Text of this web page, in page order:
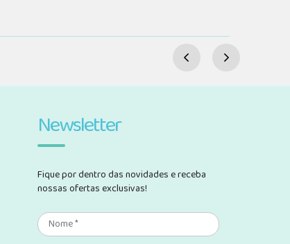
Newsletter
Fique por dentro das novidades e receba
nossas ofertas exclusivas!